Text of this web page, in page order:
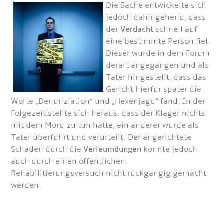
Die Sache entwickelte sich
jedoch dahingehend, dass
derVerdacht schnell auf
eine bestimmte Person fiel.
Dieser wurde in dem Forum
derart angegangen und als
Täter hingestellt, dass das
Gericht hierfür später die
Worte „Denunziation“ und „Hexenjagd“ fand. In der
Folgezeit stellte sich heraus, dass der Kläger nichts
mit dem Mord zu tun hatte, ein anderer wurde als
Täter überführt und verurteilt. Der angerichtete
Schaden durch dieVerleumdungen konnte jedoch
auch durch einen öffentlichen
Rehabilitierungsversuch nicht rückgängig gemacht
werden.